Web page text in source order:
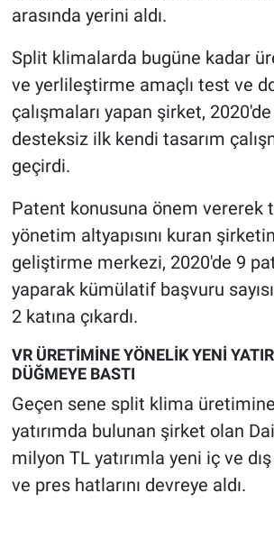
arasında yerini aldı.
Split klimalarda bugüne kadar
ve yerlileştirme amaçlı test ve
çalışmaları yapan şirket, 2020'de
desteksiz ilk kendi tasarım
geçirdi.
Patent konusuna önem vererek
yönetim altyapısını kuran
geliştirme merkezi, 2020'de 9
yaparak kümülatif başvuru
2 katına çıkardı.
VR ÜRETİMİNE YÖNELİK YENİ
DÜĞMEYE BASTI
Geçen sene split klima
yatırımda bulunan şirket olan
milyon TL yatırımla yeni iç ve
ve pres hatlarını devreye aldı.